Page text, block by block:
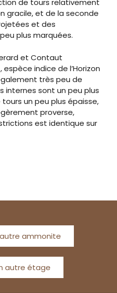
de tours relativement
gracile, et de la seconde
et des
plus marquées.
et Contaut
espèce indice de l’Horizon
très peu de
internes sont un peu plus
un peu plus épaisse,
proverse,
est identique sur
ammonite
autre étage